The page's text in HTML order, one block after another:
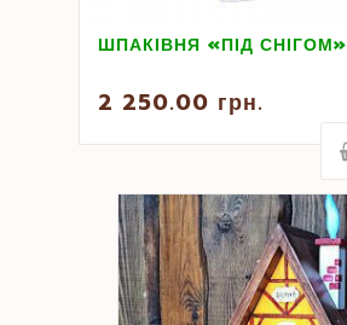
ШПАКІВНЯ «ПІД СНІГОМ»
2 250.00 грн.